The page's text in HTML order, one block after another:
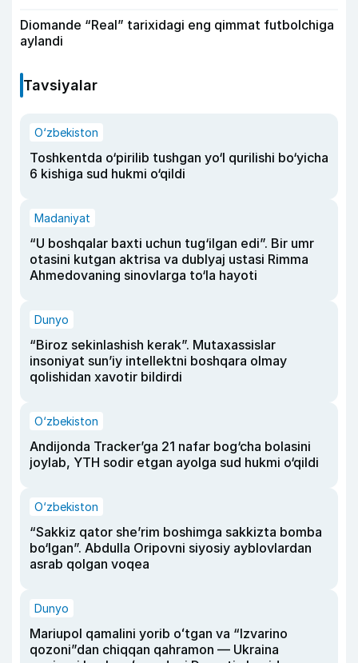
Diomande “Real” tarixidagi eng qimmat futbolchiga
aylandi
Tavsiyalar
O‘zbekiston
Toshkentda o‘pirilib tushgan yo‘l qurilishi bo‘yicha
6 kishiga sud hukmi o‘qildi
Madaniyat
“U boshqalar baxti uchun tug‘ilgan edi”. Bir umr
otasini kutgan aktrisa va dublyaj ustasi Rimma
Ahmedovaning sinovlarga to‘la hayoti
Dunyo
“Biroz sekinlashish kerak”. Mutaxassislar
insoniyat sun’iy intellektni boshqara olmay
qolishidan xavotir bildirdi
O‘zbekiston
Andijonda Tracker’ga 21 nafar bog‘cha bolasini
joylab, YTH sodir etgan ayolga sud hukmi o‘qildi
O‘zbekiston
“Sakkiz qator she’rim boshimga sakkizta bomba
bo‘lgan”. Abdulla Oripovni siyosiy ayblovlardan
asrab qolgan voqea
Dunyo
Mariupol qamalini yorib oʻtgan va “Izvarino
qozoni”dan chiqqan qahramon — Ukraina